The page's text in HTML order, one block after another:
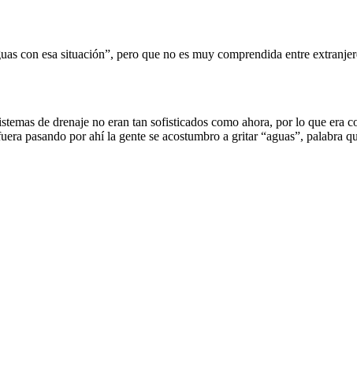
con esa situación”, pero que no es muy comprendida entre
de drenaje no eran tan sofisticados como ahora, por lo que era
pasando por ahí la gente se acostumbro a gritar “aguas”, palabra